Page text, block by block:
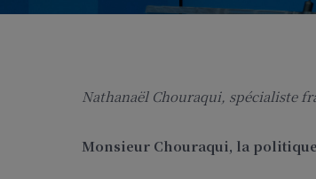
Nathanaël Chouraqui, spécialiste
Monsieur Chouraqui, la